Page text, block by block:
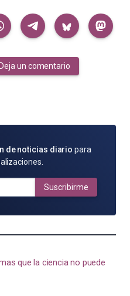
Deja un comentario
de noticias diario para
Suscribirme
que la ciencia no puede